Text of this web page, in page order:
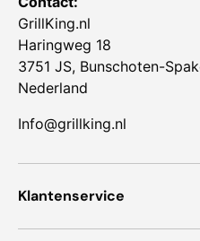
GrillKing.nl
Haringweg 18
3751 JS, Bunschoten-
Nederland
Info@grillking.nl
Klantenservice